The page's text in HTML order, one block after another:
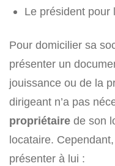
Le président pour
Pour domicilier sa
présenter un
jouissance ou de la
dirigeant n’a pas
propriétaire de son
locataire.
présenter à lui :